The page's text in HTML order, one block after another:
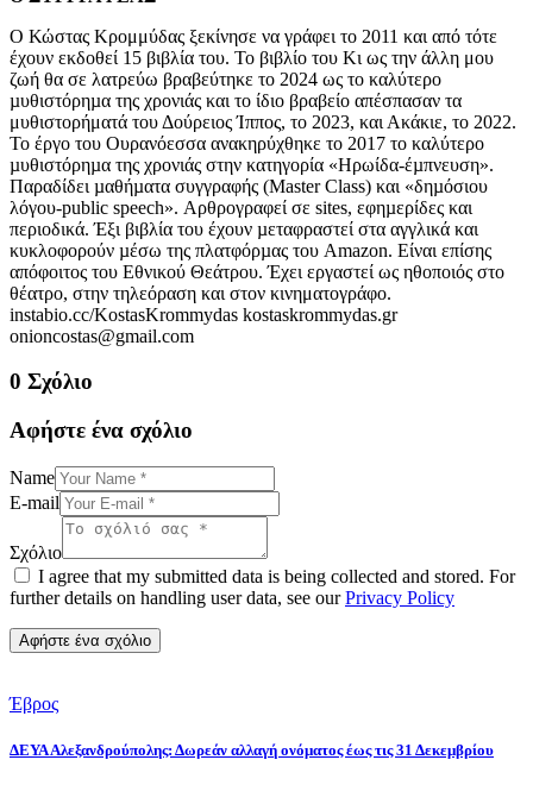
Ο Κώστας Κρομμύδας ξεκίνησε να γράφει το 2011 και από τότε
έχουν εκδοθεί 15 βιβλία του. Το βιβλίο του Κι ως την άλλη μου
ζωή θα σε λατρεύω βραβεύτηκε το 2024 ως το καλύτερο
µυθιστόρηµα της χρονιάς και το ίδιο βραβείο απέσπασαν τα
μυθιστορήματά του Δούρειος Ίππος, το 2023, και Ακάκιε, το 2022.
Το έργο του Ουρανόεσσα ανακηρύχθηκε το 2017 το καλύτερο
µυθιστόρηµα της χρονιάς στην κατηγορία «Ηρωίδα-έµπνευση».
Παραδίδει µαθήµατα συγγραφής (Master Class) και «δηµόσιου
λόγου-public speech». Αρθρογραφεί σε sites, εφηµερίδες και
περιοδικά. Έξι βιβλία του έχουν µεταφραστεί στα αγγλικά και
κυκλοφορούν µέσω της πλατφόρµας του Amazon. Είναι επίσης
απόφοιτος του Εθνικού Θεάτρου. Έχει εργαστεί ως ηθοποιός στο
θέατρο, στην τηλεόραση και στον κινηματογράφο.
instabio.cc/KostasKrommydas kostaskrommydas.gr
onioncostas@gmail.com
0 Σχόλιο
Αφήστε ένα σχόλιο
Name
E-mail
Σχόλιο
I agree that my submitted data is being collected and stored. For
further details on handling user data, see ourPrivacy Policy
Έβρος
ΔΕΥΑ Αλεξανδρούπολης: Δωρεάν αλλαγή ονόματος έως τις 31 Δεκεμβρίου